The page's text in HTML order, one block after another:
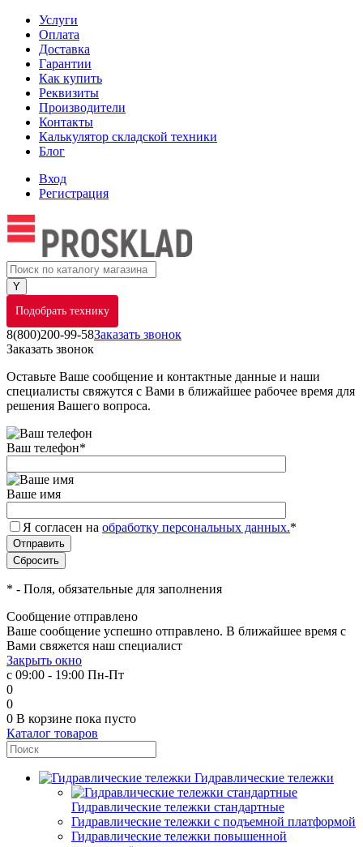
Услуги
Оплата
Доставка
Гарантии
Как купить
Реквизиты
Производители
Контакты
Калькулятор складской техники
Блог
Вход
Регистрация
Подобрать технику
8(800)200-99-58Заказать звонок
Заказать звонок
Оставьте Ваше сообщение и контактные данные и наши
специалисты свяжутся с Вами в ближайшее рабочее время для
решения Вашего вопроса.
Ваш телефон*
Ваше имя
Я согласен на обработку персональных данных.*
* - Поля, обязательные для заполнения
Сообщение отправлено
Ваше сообщение успешно отправлено. В ближайшее время с
Вами свяжется наш специалист
Закрыть окно
с 09:00 - 19:00 Пн-Пт
0
0
0 В корзине пока пусто
Каталог товаров
Гидравлические тележки
Гидравлические тележки стандартные
Гидравлические тележки с подъемной платформой
Гидравлические тележки повышенной